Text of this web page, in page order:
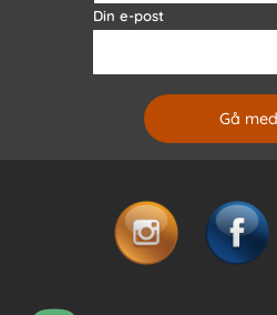
Din e-post